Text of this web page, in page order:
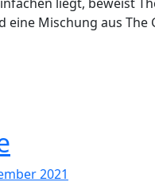
eine Mischung aus The
2021